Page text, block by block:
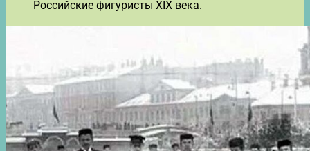
Российские фигуристы XIX века.